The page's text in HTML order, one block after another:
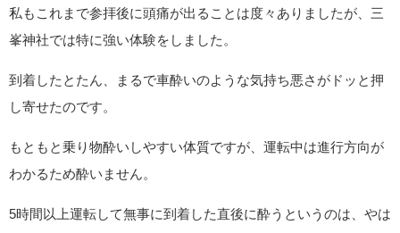
私もこれまで参拝後に頭痛が出ることは度々ありましたが、三
峯神社では特に強い体験をしました。
到着したとたん、まるで車酔いのような気持ち悪さがドッと押
し寄せたのです。
もともと乗り物酔いしやすい体質ですが、運転中は進行方向が
わかるため酔いません。
5時間以上運転して無事に到着した直後に酔うというのは、やは